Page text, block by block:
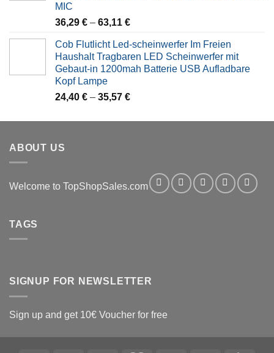
MIC
36,29 € – 63,11 €
Cob Flutlicht Led-scheinwerfer Im Freien
Haushalt Tragbaren LED Scheinwerfer mit
Gebaut-in 1200mah Batterie USB Aufladbare
Kopf Lampe
24,40 € – 35,57 €
ABOUT US
Welcome to TopShopSales.com
TAGS
SIGNUP FOR NEWSLETTER
Sign up and get 10€ Voucher for free